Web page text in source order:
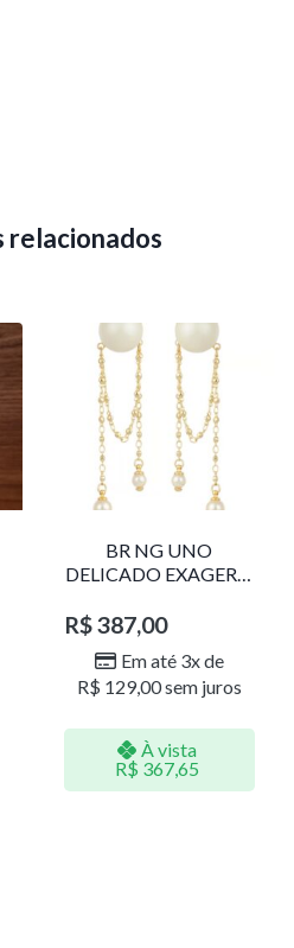
relacionados
BR NG UNO
DELICADO EXAGERO
R$387,00
Em até 3x de
R$ 129,00sem juros
À vista
R$ 367,65